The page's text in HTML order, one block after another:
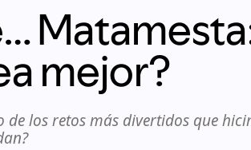
mejor?
los retos más divertidos que